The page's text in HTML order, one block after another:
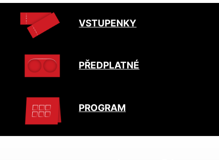
VSTUPENKY
PŘEDPLATNÉ
PROGRAM